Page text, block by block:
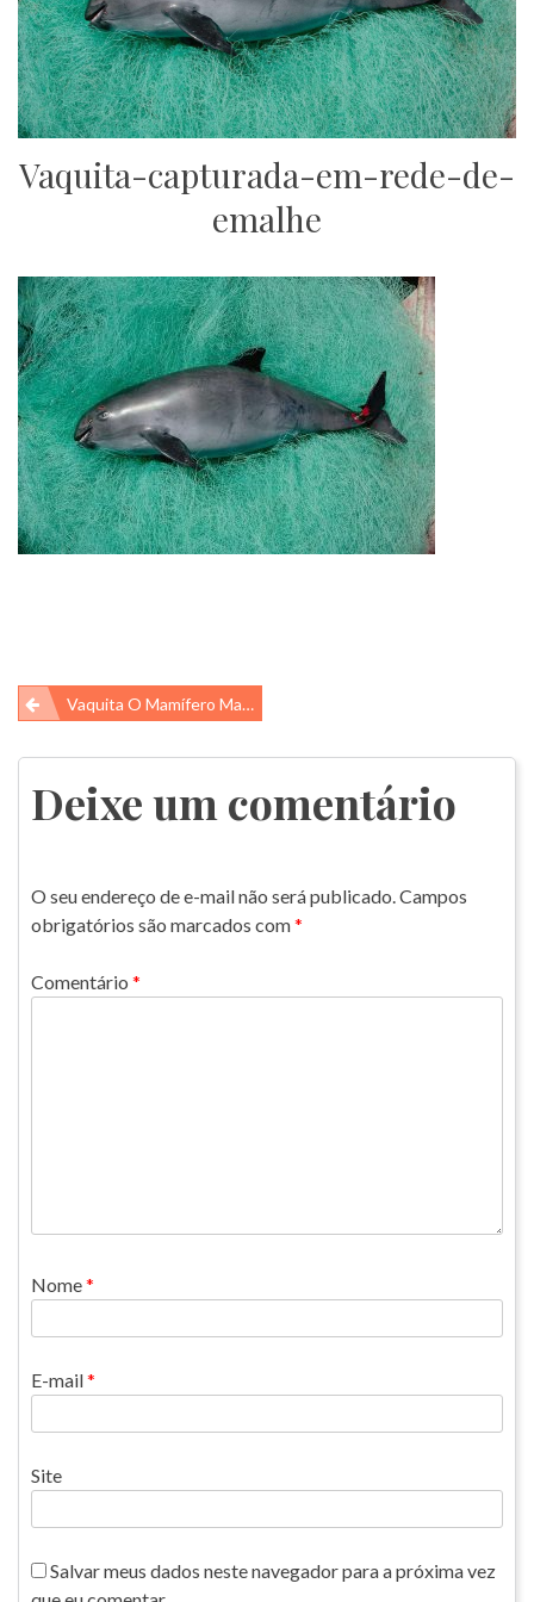
Vaquita-capturada-em-rede-de-
emalhe
Navegação
de
Post
Vaquita O Mamífero Marinho Mais Raro Do Mundo!!
Deixe um comentário
O seu endereço de e-mail não será publicado.Campos
obrigatórios são marcados com*
Comentário *
Nome*
E-mail*
Site
Salvar meus dados neste navegador para a próxima vez